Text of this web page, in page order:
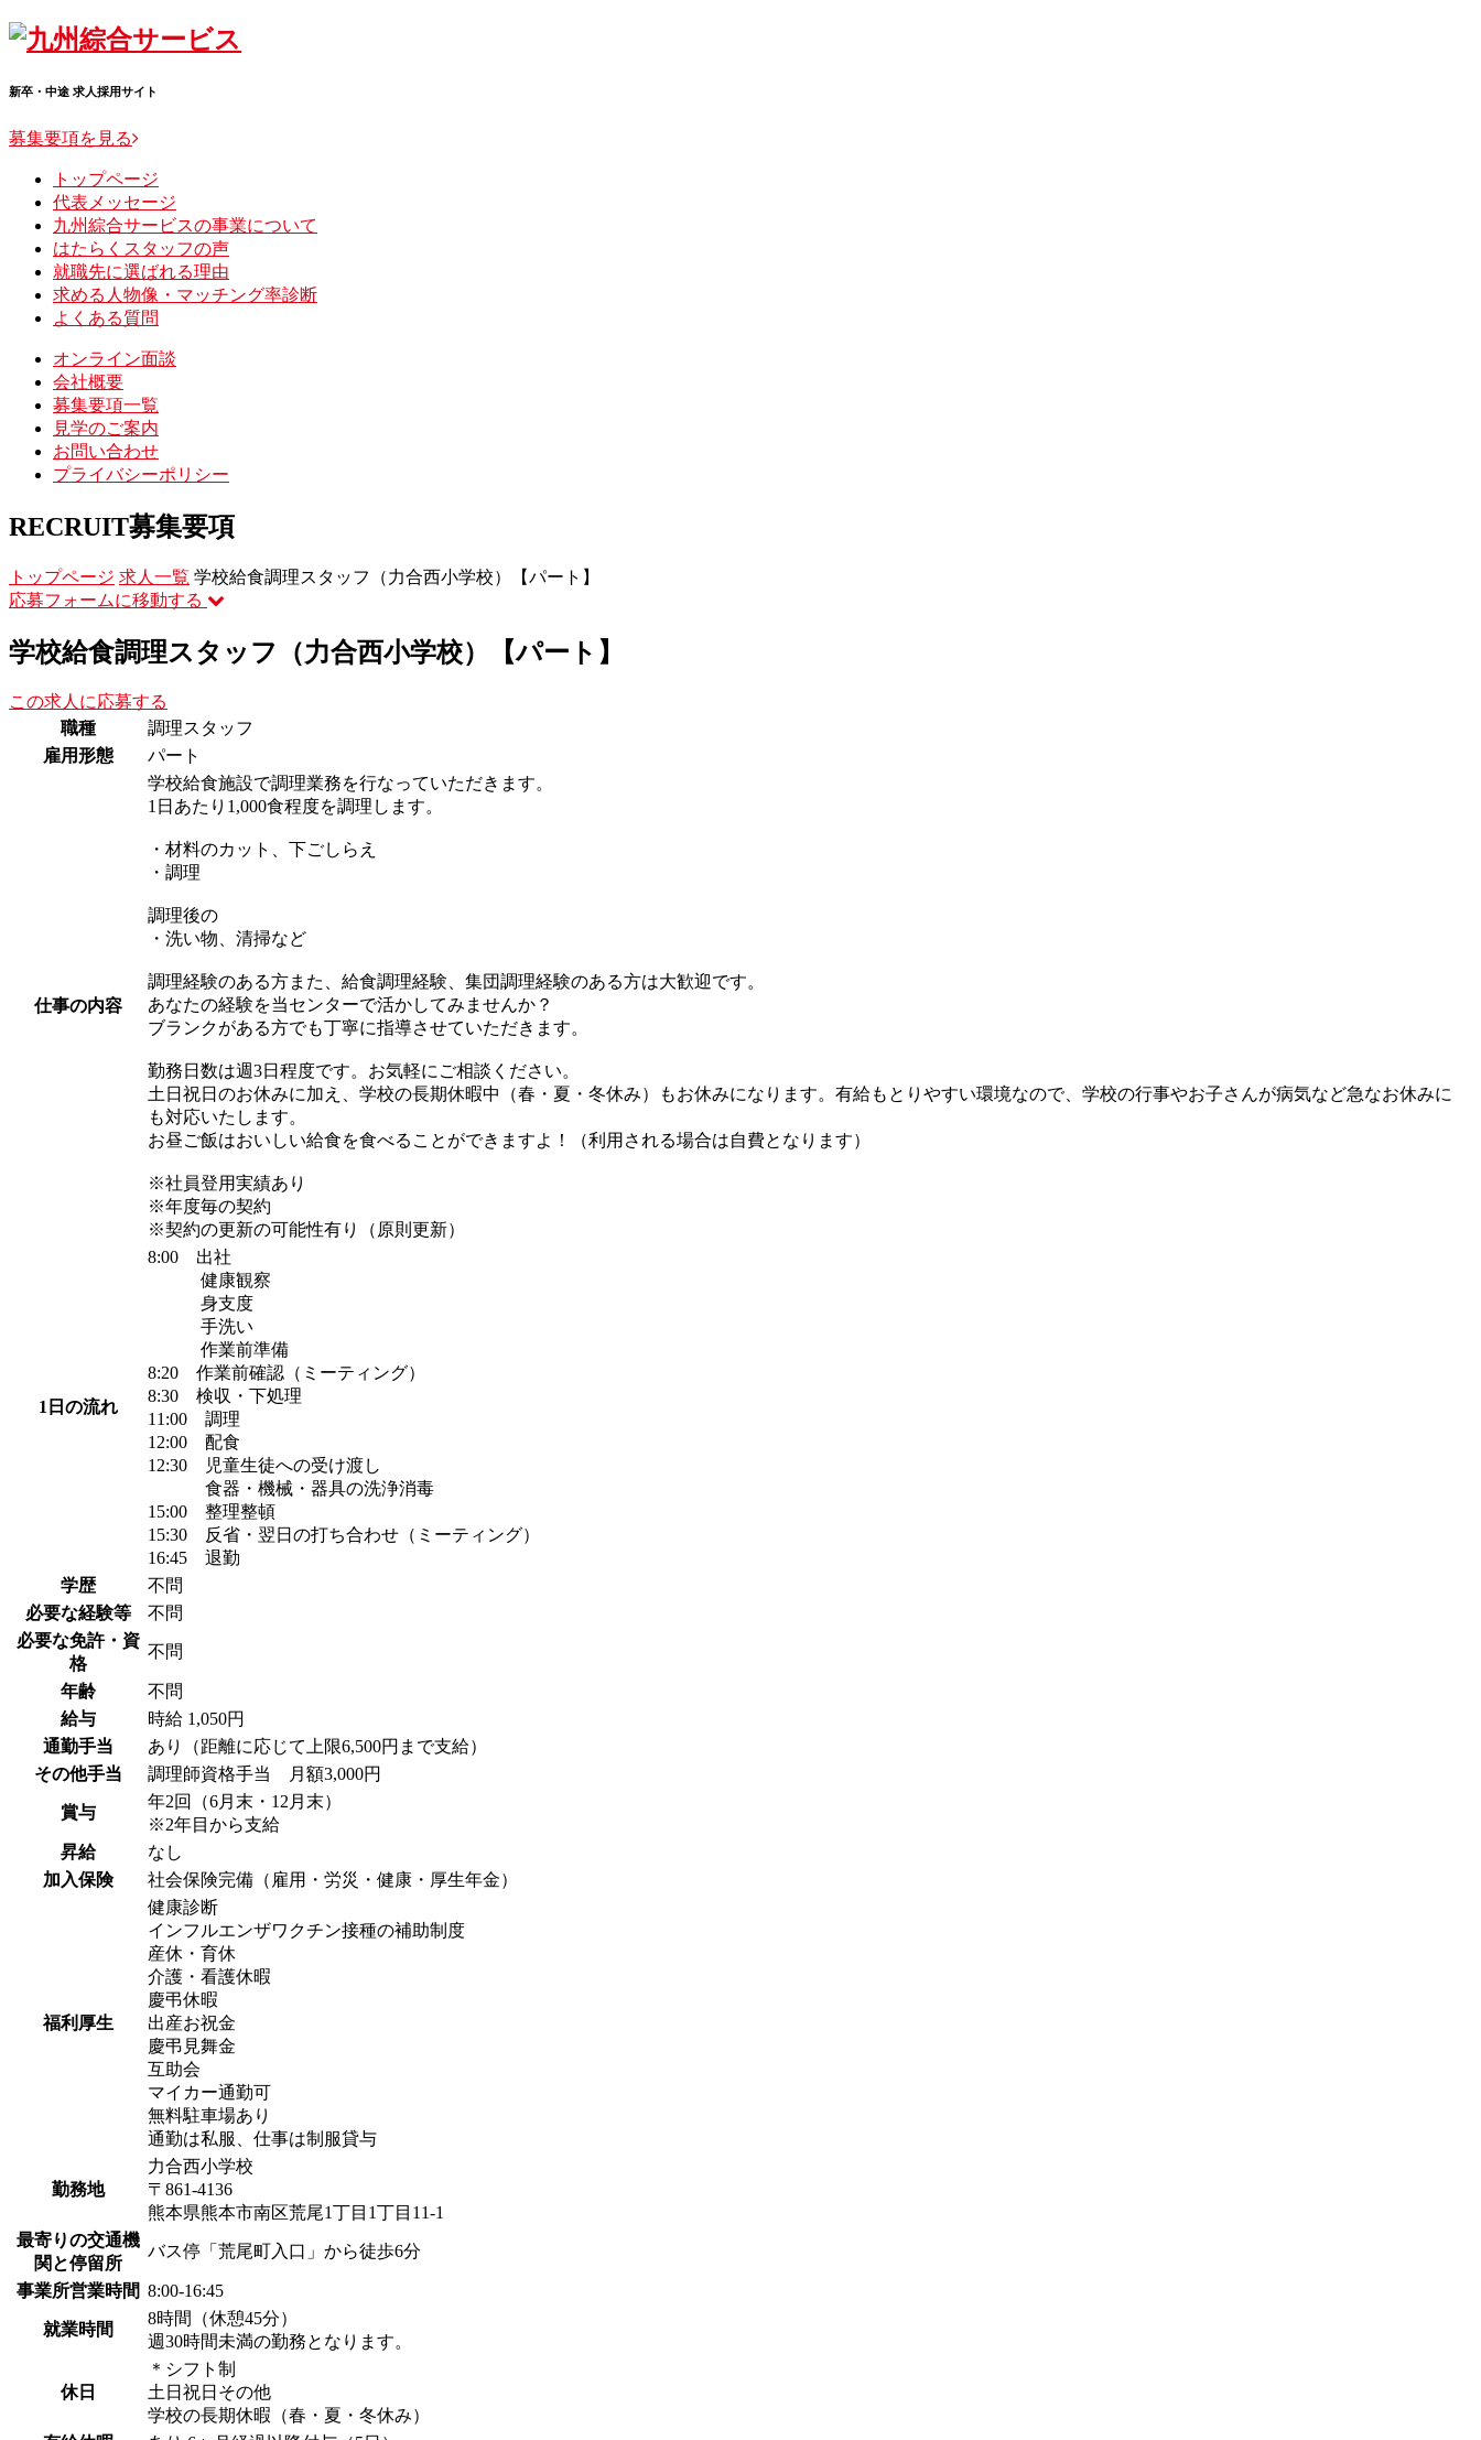
Skip
新卒・中途 求人採用サイト
募集要項を見る
トップページ
代表メッセージ
九州綜合サービスの事業について
はたらくスタッフの声
就職先に選ばれる理由
求める人物像・マッチング率診断
よくある質問
オンライン面談
会社概要
募集要項一覧
見学のご案内
お問い合わせ
プライバシーポリシー
RECRUIT募集要項
トップページ 求人一覧 学校給食調理スタッフ（力合西小学校）【パート】
応募フォームに移動する
学校給食調理スタッフ（力合西小学校）【パート】
この求人に応募する
職種
調理スタッフ
雇用形態
パート
仕事の内容
学校給食施設で調理業務を行なっていただきます。
1日あたり1,000食程度を調理します。
・材料のカット、下ごしらえ
・調理
調理後の
・洗い物、清掃など
調理経験のある方また、給食調理経験、集団調理経験のある方は大歓迎です。
あなたの経験を当センターで活かしてみませんか？
ブランクがある方でも丁寧に指導させていただきます。
勤務日数は週3日程度です。お気軽にご相談ください。
土日祝日のお休みに加え、学校の長期休暇中（春・夏・冬休み）もお休みになります。有給もとりやすい環境なので、学校の行事やお子さんが病気など急なお休みに
も対応いたします。
お昼ご飯はおいしい給食を食べることができますよ！（利用される場合は自費となります）
※社員登用実績あり
※年度毎の契約
※契約の更新の可能性有り（原則更新）
1日の流れ
8:00 出社
健康観察
身支度
手洗い
作業前準備
8:20 作業前確認（ミーティング）
8:30 検収・下処理
11:00 調理
12:00 配食
12:30 児童生徒への受け渡し
食器・機械・器具の洗浄消毒
15:00 整理整頓
15:30 反省・翌日の打ち合わせ（ミーティング）
16:45 退勤
学歴
不問
必要な経験等
不問
必要な免許・資
格
不問
年齢
不問
給与
時給 1,050円
通勤手当
あり（距離に応じて上限6,500円まで支給）
その他手当
調理師資格手当 月額3,000円
賞与
年2回（6月末・12月末）
※2年目から支給
昇給
なし
加入保険
社会保険完備（雇用・労災・健康・厚生年金）
福利厚生
健康診断
インフルエンザワクチン接種の補助制度
産休・育休
介護・看護休暇
慶弔休暇
出産お祝金
慶弔見舞金
互助会
マイカー通勤可
無料駐車場あり
通勤は私服、仕事は制服貸与
勤務地
力合西小学校
〒861-4136
熊本県熊本市南区荒尾1丁目1丁目11-1
最寄りの交通機
関と停留所
バス停「荒尾町入口」から徒歩6分
事業所営業時間 8:00-16:45
就業時間
8時間（休憩45分）
週30時間未満の勤務となります。
休日
＊シフト制
土日祝日その他
学校の長期休暇（春・夏・冬休み）